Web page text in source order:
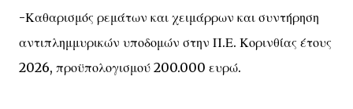
-Καθαρισμός ρεμάτων και χειμάρρων και συντήρηση
αντιπλημμυρικών υποδομών στην Π.Ε. Κορινθίας έτους
2026, προϋπολογισμού 200.000 ευρώ.